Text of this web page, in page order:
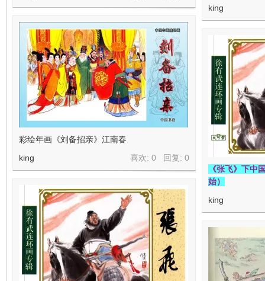
king
彩绘年画《刘备招亲》江南春
喜欢: 0 回复: 0
king
《张飞》下中
始）
king